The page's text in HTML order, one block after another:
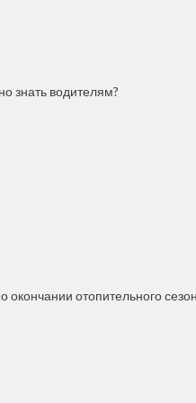
знать водителям?
окончании отопительного